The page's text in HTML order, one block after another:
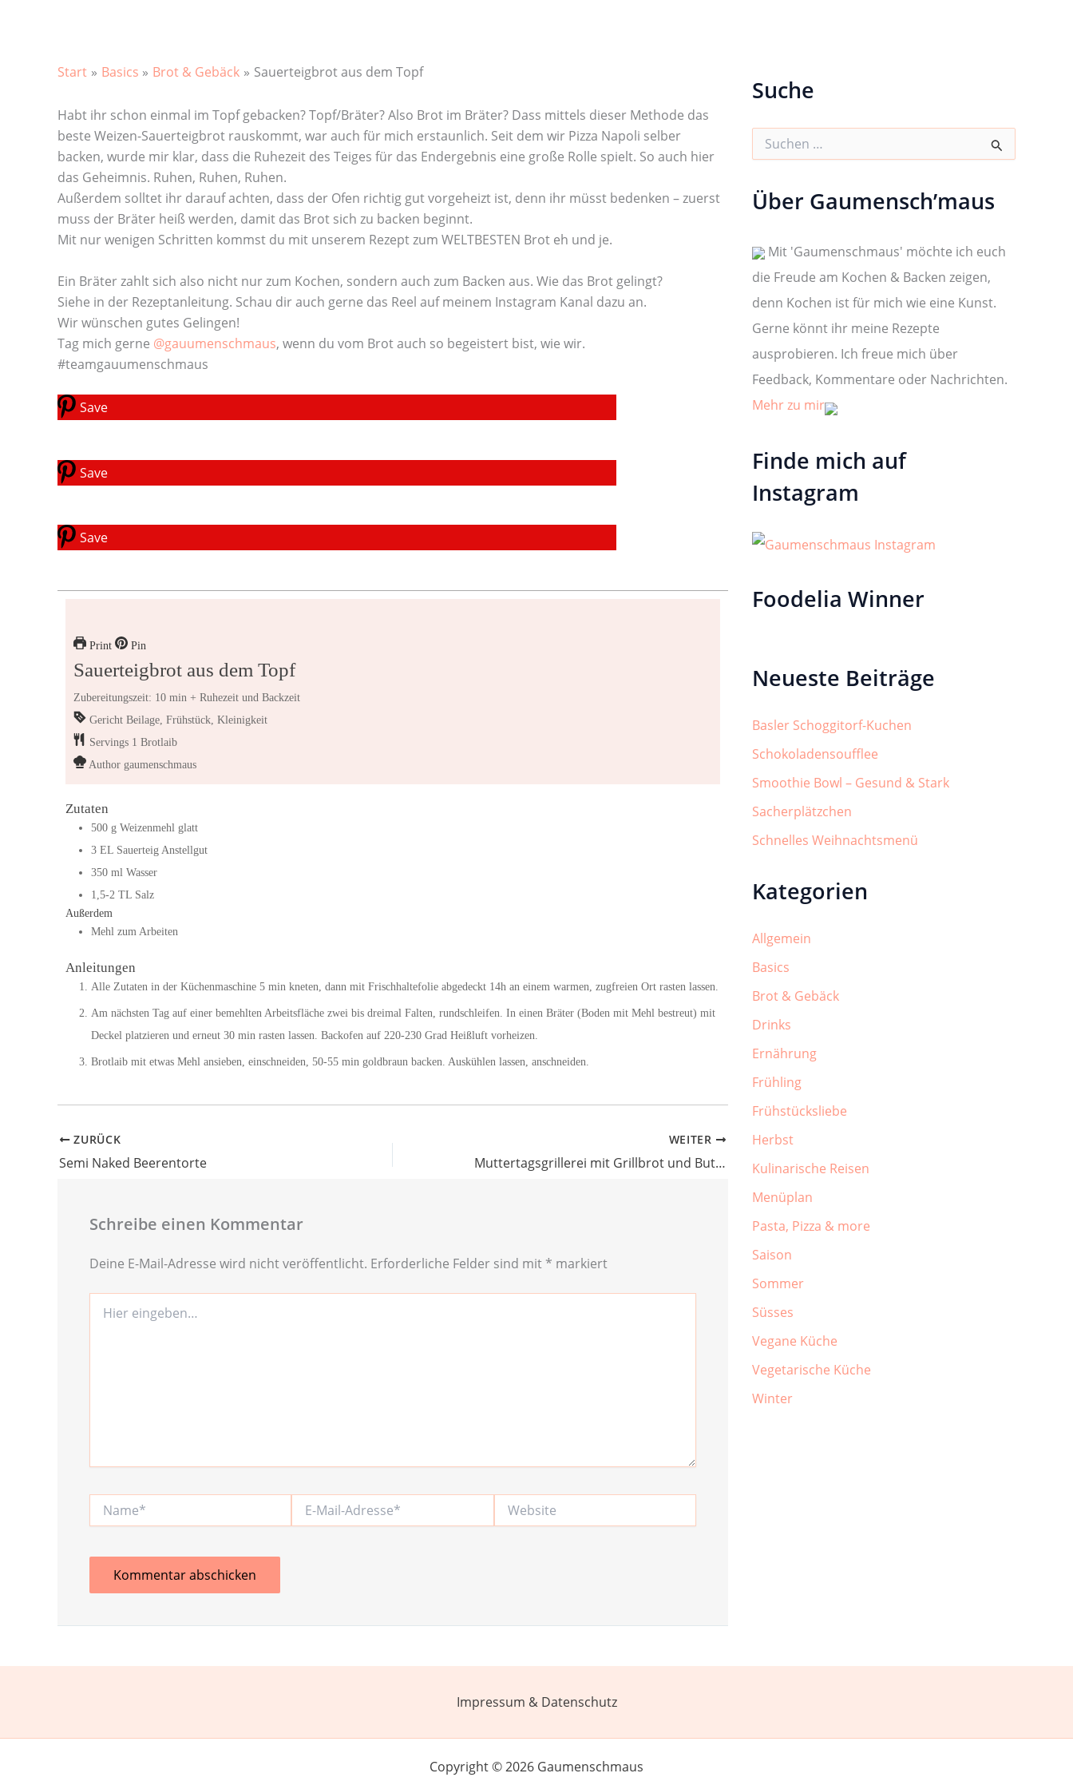
Start Basics Brot & Gebäck Sauerteigbrot aus dem Topf
Habt ihr schon einmal im Topf gebacken? Topf/Bräter? Also Brot im Bräter? Dass mittels dieser Methode das
beste Weizen-Sauerteigbrot rauskommt, war auch für mich erstaunlich. Seit dem wir Pizza Napoli selber
backen, wurde mir klar, dass die Ruhezeit des Teiges für das Endergebnis eine große Rolle spielt. So auch hier
das Geheimnis. Ruhen, Ruhen, Ruhen.
Außerdem solltet ihr darauf achten, dass der Ofen richtig gut vorgeheizt ist, denn ihr müsst bedenken – zuerst
muss der Bräter heiß werden, damit das Brot sich zu backen beginnt.
Mit nur wenigen Schritten kommst du mit unserem Rezept zum WELTBESTEN Brot eh und je.
Ein Bräter zahlt sich also nicht nur zum Kochen, sondern auch zum Backen aus. Wie das Brot gelingt?
Siehe in der Rezeptanleitung. Schau dir auch gerne das Reel auf meinem Instagram Kanal dazu an.
Wir wünschen gutes Gelingen!
Tag mich gerne @gauumenschmaus, wenn du vom Brot auch so begeistert bist, wie wir.
#teamgauumenschmaus
Save
Save
Save
Print Pin
Sauerteigbrot aus dem Topf
Zubereitungszeit: 10 min + Ruhezeit und Backzeit
Gericht Beilage, Frühstück, Kleinigkeit
Servings 1 Brotlaib
Author gaumenschmaus
Zutaten
500 g Weizenmehl glatt
3 EL Sauerteig Anstellgut
350 ml Wasser
1,5-2 TL Salz
Außerdem
Mehl zum Arbeiten
Anleitungen
Alle Zutaten in der Küchenmaschine 5 min kneten, dann mit Frischhaltefolie abgedeckt 14h an einem warmen, zugfreien Ort rasten lassen.
Am nächsten Tag auf einer bemehlten Arbeitsfläche zwei bis dreimal Falten, rundschleifen. In einen Bräter (Boden mit Mehl bestreut) mit
Deckel platzieren und erneut 30 min rasten lassen. Backofen auf 220-230 Grad Heißluft vorheizen.
Brotlaib mit etwas Mehl ansieben, einschneiden, 50-55 min goldbraun backen. Auskühlen lassen, anschneiden.
ZURÜCK
Semi Naked Beerentorte
WEITER
Muttertagsgrillerei mit Grillbrot und Butterspargel
Schreibe einen Kommentar
Deine E-Mail-Adresse wird nicht veröffentlicht. Erforderliche Felder sind mit * markiert
eingeben…
Mail-
Website
Suche
e
a
c
h
Über Gaumensch’maus
Mit 'Gaumenschmaus' möchte ich euch
die Freude am Kochen & Backen zeigen,
denn Kochen ist für mich wie eine Kunst.
Gerne könnt ihr meine Rezepte
ausprobieren. Ich freue mich über
Feedback, Kommentare oder Nachrichten.
Mehr zu mir
Finde mich auf
Instagram
Foodelia Winner
Neueste Beiträge
Basler Schoggitorf-Kuchen
Schokoladensoufflee
Smoothie Bowl – Gesund & Stark
Sacherplätzchen
Schnelles Weihnachtsmenü
Kategorien
Allgemein
Basics
Brot & Gebäck
Drinks
Ernährung
Frühling
Frühstücksliebe
Herbst
Kulinarische Reisen
Menüplan
Pasta, Pizza & more
Saison
Sommer
Süsses
Vegane Küche
Vegetarische Küche
Winter
Impressum & Datenschutz
Copyright © 2026 Gaumenschmaus